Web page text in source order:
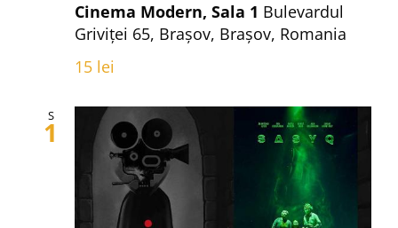
Cinema Modern, Sala 1 Bulevardul
Griviței 65, Brașov, Brașov, Romania
15 lei
S
1